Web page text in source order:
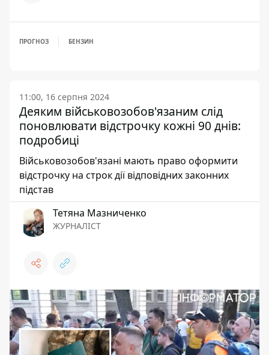
ПРОГНОЗ БЕНЗИН
11:00, 16 серпня 2024
Деяким військовозобов'язаним слід
поновлювати відстрочку кожні 90 днів:
подробиці
Військовозобов'язані мають право оформити
відстрочку на строк дії відповідних законних
підстав
Тетяна Мазниченко
ЖУРНАЛІСТ